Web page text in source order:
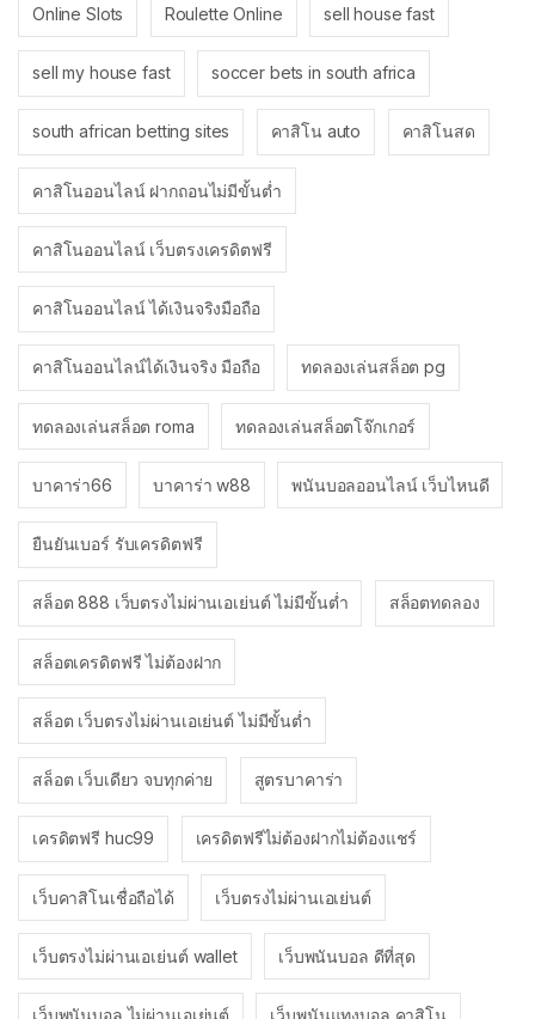
Online Slots Roulette Online sell house fast
sell my house fast soccer bets in south africa
south african betting sites คาสิโน auto คาสิโนสด
คาสิโนออนไลน์ ฝากถอนไม่มีขั้นต่ำ
คาสิโนออนไลน์ เว็บตรงเครดิตฟรี
คาสิโนออนไลน์ ได้เงินจริงมือถือ
คาสิโนออนไลน์ได้เงินจริง มือถือ ทดลองเล่นสล็อต pg
ทดลองเล่นสล็อต roma ทดลองเล่นสล็อตโจ๊กเกอร์
บาคาร่า66 บาคาร่า w88 พนันบอลออนไลน์ เว็บไหนดี
ยืนยันเบอร์ รับเครดิตฟรี
สล็อต 888 เว็บตรงไม่ผ่านเอเย่นต์ ไม่มีขั้นต่ำ สล็อตทดลอง
สล็อตเครดิตฟรี ไม่ต้องฝาก
สล็อต เว็บตรงไม่ผ่านเอเย่นต์ ไม่มีขั้นต่ำ
สล็อต เว็บเดียว จบทุกค่าย สูตรบาคาร่า
เครดิตฟรี huc99 เครดิตฟรีไม่ต้องฝากไม่ต้องแชร์
เว็บคาสิโนเชื่อถือได้ เว็บตรงไม่ผ่านเอเย่นต์
เว็บตรงไม่ผ่านเอเย่นต์ wallet เว็บพนันบอล ดีที่สุด